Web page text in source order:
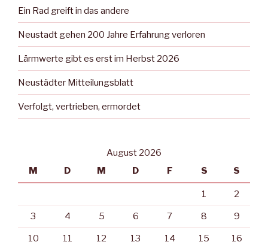
Ein Rad greift in das andere
Neustadt gehen 200 Jahre Erfahrung verloren
Lärmwerte gibt es erst im Herbst 2026
Neustädter Mitteilungsblatt
Verfolgt, vertrieben, ermordet
August 2026
M
D M D F S S
1 2
3 4 5 6 7 8 9
10 11 12 13 14 15 16